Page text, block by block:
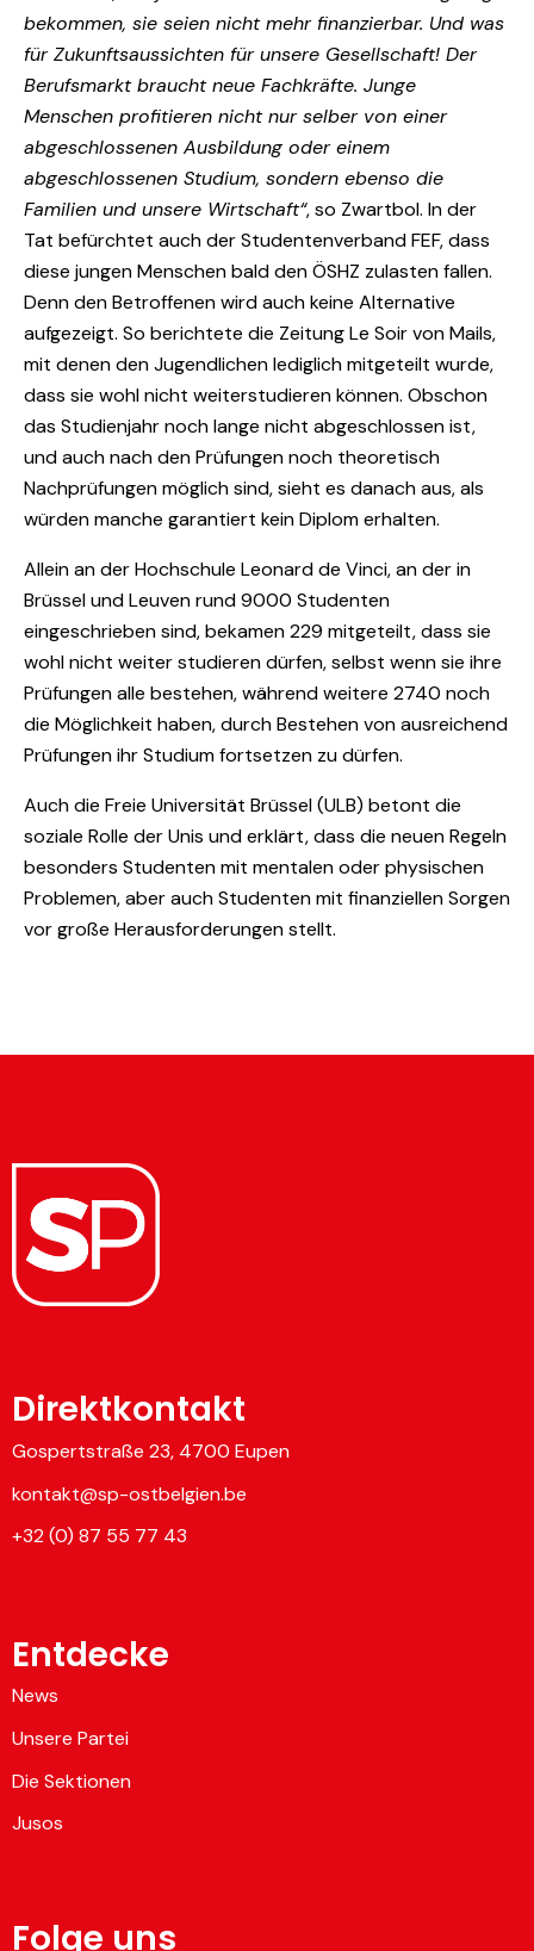
bekommen, sie seien nicht mehr finanzierbar. Und was
für Zukunftsaussichten für unsere Gesellschaft! Der
Berufsmarkt braucht neue Fachkräfte. Junge
Menschen profitieren nicht nur selber von einer
abgeschlossenen Ausbildung oder einem
abgeschlossenen Studium, sondern ebenso die
Familien und unsere Wirtschaft“, so Zwartbol. In der
Tat befürchtet auch der Studentenverband FEF, dass
diese jungen Menschen bald den ÖSHZ zulasten fallen.
Denn den Betroffenen wird auch keine Alternative
aufgezeigt. So berichtete die Zeitung Le Soir von Mails,
mit denen den Jugendlichen lediglich mitgeteilt wurde,
dass sie wohl nicht weiterstudieren können. Obschon
das Studienjahr noch lange nicht abgeschlossen ist,
und auch nach den Prüfungen noch theoretisch
Nachprüfungen möglich sind, sieht es danach aus, als
würden manche garantiert kein Diplom erhalten.
Allein an der Hochschule Leonard de Vinci, an der in
Brüssel und Leuven rund 9000 Studenten
eingeschrieben sind, bekamen 229 mitgeteilt, dass sie
wohl nicht weiter studieren dürfen, selbst wenn sie ihre
Prüfungen alle bestehen, während weitere 2740 noch
die Möglichkeit haben, durch Bestehen von ausreichend
Prüfungen ihr Studium fortsetzen zu dürfen.
Auch die Freie Universität Brüssel (ULB) betont die
soziale Rolle der Unis und erklärt, dass die neuen Regeln
besonders Studenten mit mentalen oder physischen
Problemen, aber auch Studenten mit finanziellen Sorgen
vor große Herausforderungen stellt.
Direktkontakt
Gospertstraße 23, 4700 Eupen
kontakt@sp-ostbelgien.be
+32 (0) 87 55 77 43
Entdecke
News
Unsere Partei
Die Sektionen
Jusos
Folge uns